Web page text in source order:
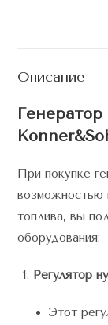
Описание
При покупке
возможностью
топлива, вы
оборудования:
Регулятор
Этот